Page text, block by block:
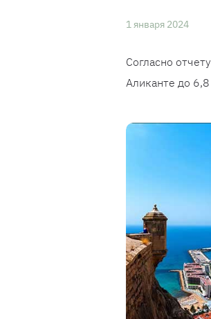
1 января 2024
Согласно
Аликанте до